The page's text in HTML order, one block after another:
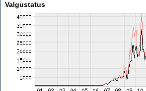
Valgustatus